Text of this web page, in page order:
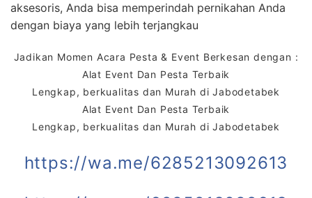
aksesoris, Anda bisa memperindah pernikahan Anda
dengan biaya yang lebih terjangkau
Jadikan Momen Acara Pesta & Event Berkesan dengan :
Alat Event Dan Pesta Terbaik
Lengkap, berkualitas dan Murah di Jabodetabek
Alat Event Dan Pesta Terbaik
Lengkap, berkualitas dan Murah di Jabodetabek
https://wa.me/6285213092613